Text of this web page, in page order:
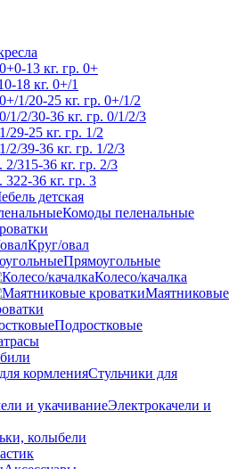
0-13 кг. гр. 0+
0-18 кг. 0+/1
0-25 кг. гр. 0+/1/2
0-36 кг. гр. 0/1/2/3
9-25 кг. гр. 1/2
9-36 кг. гр. 1/2/3
15-36 кг. гр. 2/3
22-36 кг. гр. 3
детская
Комоды пеленальные
Круг/овал
Прямоугольные
Колесо/качалка
Маятниковые
Подростковые
Стульчики для
Электрокачели и
колыбели